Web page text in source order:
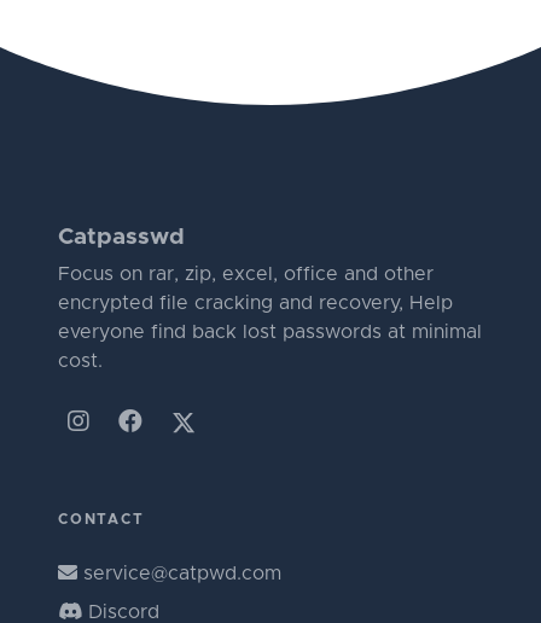
Catpasswd
Focus on rar, zip, excel, office and other
encrypted file cracking and recovery, Help
everyone find back lost passwords at minimal
cost.
CONTACT
service@catpwd.com
Discord